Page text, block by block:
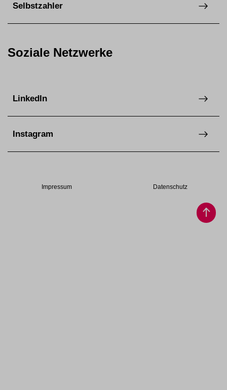
Selbstzahler
Soziale Netzwerke
LinkedIn
Instagram
Impressum Datenschutz